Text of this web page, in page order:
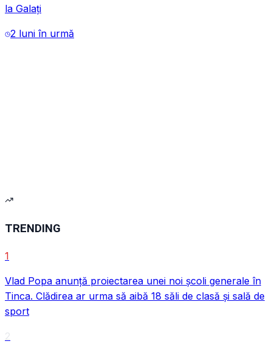
VIDEO
la Galați
2 luni în urmă
TRENDING
1
Vlad Popa anunță proiectarea unei noi școli generale în
Tinca. Clădirea ar urma să aibă 18 săli de clasă și sală de
sport
2